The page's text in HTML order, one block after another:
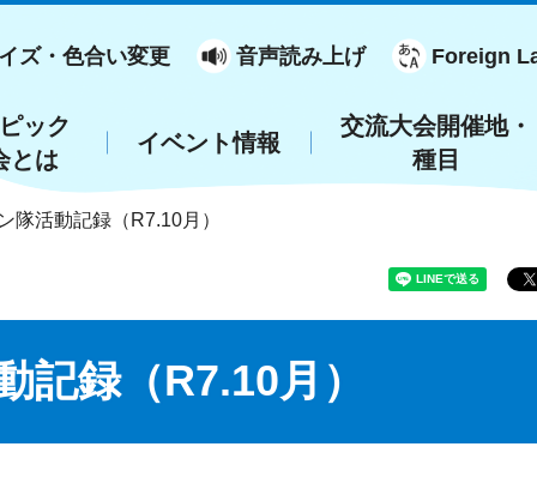
ズ・色合い変更 音声読み上げ Foreign
ック
とは
イベント情報
交流大会開催地・
種目
隊活動記録（R7.10月）
記録（R7.10月）